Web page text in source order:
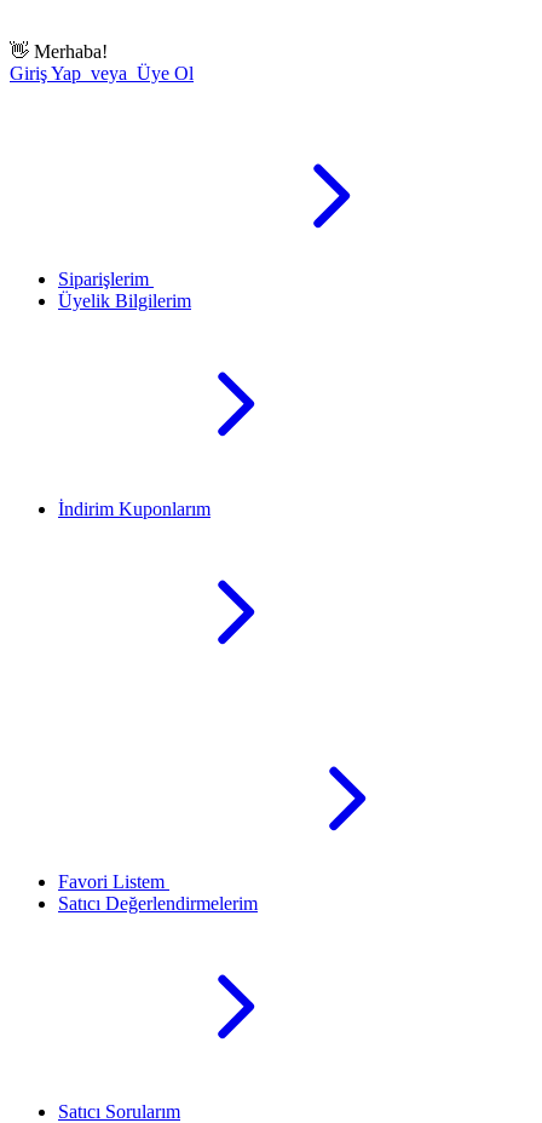
👋 Merhaba!
Giriş Yap veya Üye Ol
Siparişlerim
Üyelik Bilgilerim
İndirim Kuponlarım
Favori Listem
Satıcı Değerlendirmelerim
Satıcı Sorularım